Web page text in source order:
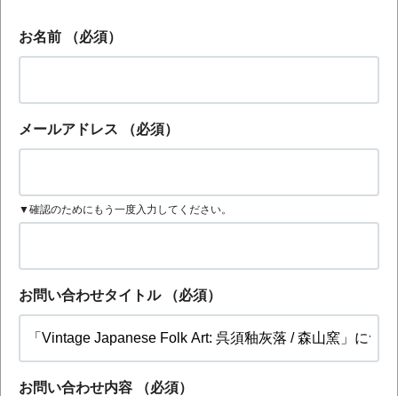
お名前 （必須）
メールアドレス （必須）
▼確認のためにもう一度入力してください。
お問い合わせタイトル （必須）
お問い合わせ内容 （必須）